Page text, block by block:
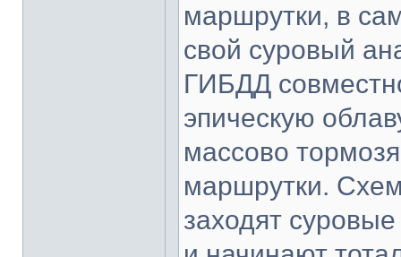
маршрутки, в
свой суровый
ГИБДД
эпическую
массово
маршрутки.
заходят